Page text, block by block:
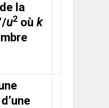
la
u2 où k